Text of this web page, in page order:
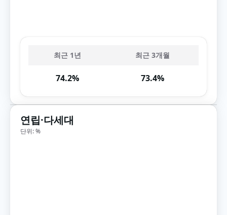
최근 1년 최근 3개월
74.2% 73.4%
연립·다세대
단위: %